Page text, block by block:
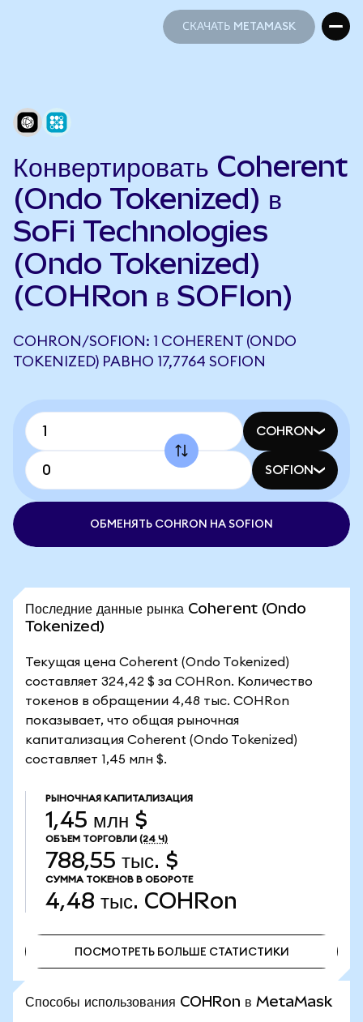
СКАЧАТЬ METAMASK
Конвертировать Coherent
(Ondo Tokenized) в
SoFi Technologies
(Ondo Tokenized)
(COHRon в SOFIon)
COHRON/SOFION: 1 COHERENT (ONDO
TOKENIZED) РАВНО 17,7764 SOFION
COHRON
SOFION
ОБМЕНЯТЬ COHRON НА SOFION
Последние данные рынка Coherent (Ondo
Tokenized)
Текущая цена Coherent (Ondo Tokenized)
составляет 324,42 $ за COHRon. Количество
токенов в обращении 4,48 тыс. COHRon
показывает, что общая рыночная
капитализация Coherent (Ondo Tokenized)
составляет 1,45 млн $.
РЫНОЧНАЯ КАПИТАЛИЗАЦИЯ
1,45 млн $
ОБЪЕМ ТОРГОВЛИ (24 Ч)
788,55 тыс. $
СУММА ТОКЕНОВ В ОБОРОТЕ
4,48 тыс. COHRon
ПОСМОТРЕТЬ БОЛЬШЕ СТАТИСТИКИ
Способы использования COHRon в MetaMask